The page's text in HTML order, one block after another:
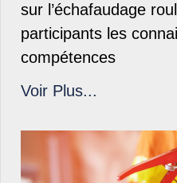
sur l’échafaudage
participants les
compétences
Voir Plus...